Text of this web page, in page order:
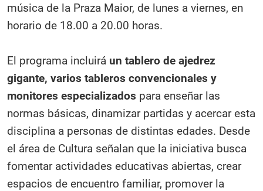
música de la Praza Maior, de lunes a viernes, en
horario de 18.00 a 20.00 horas.
El programa incluirá un tablero de ajedrez
gigante, varios tableros convencionales y
monitores especializados para enseñar las
normas básicas, dinamizar partidas y acercar esta
disciplina a personas de distintas edades. Desde
el área de Cultura señalan que la iniciativa busca
fomentar actividades educativas abiertas, crear
espacios de encuentro familiar, promover la